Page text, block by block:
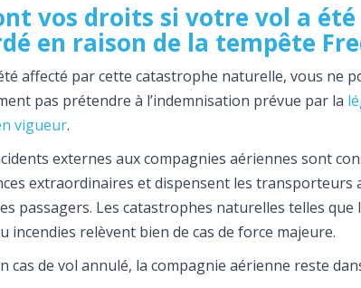
vos droits si votre vol a
en raison de la tempête
affecté par cette catastrophe naturelle, vous ne
pas prétendre à l’indemnisation prévue par la
vigueur.
externes aux compagnies aériennes sont
extraordinaires et dispensent les transporteurs
passagers. Les catastrophes naturelles telles que
incendies relèvent bien de cas de force majeure.
cas de vol annulé, la compagnie aérienne reste